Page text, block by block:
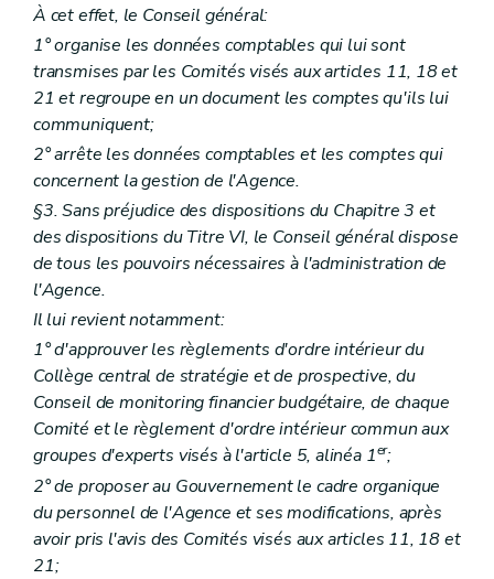
Section 1re
Définitions
Art. 186
Art. 187
Art. 188
Section 2 Activités des centres de planning familial
Sous-section 1
Art. 189
Sous-section 2 Pôle accueil et gestion des demandes
Art. 190
Sous-section 3 Pôle accompagnement pluridisciplinaire
Art. 191
Art. 192
Art. 193
Art. 194
Art. 195
Art. 196
Sous-section 5 Pôle communication
Art. 197
Sous-section 6 Obligations des centres de planning familial
Sous-section 6.1 Gestion journalière
Art. 198
Art. 199
Art. 200
Art. 201
Sous-section 6.2 L'usager
À cet effet, le Conseil général:
1° organise les données comptables qui lui sont
transmises par les Comités visés aux articles 11, 18 et
21 et regroupe en un document les comptes qu'ils lui
communiquent;
2° arrête les données comptables et les comptes qui
concernent la gestion de l'Agence.
§3. Sans préjudice des dispositions du Chapitre 3 et
des dispositions du Titre VI, le Conseil général dispose
de tous les pouvoirs nécessaires à l'administration de
l'Agence.
Il lui revient notamment:
1° d'approuver les règlements d'ordre intérieur du
Collège central de stratégie et de prospective, du
Conseil de monitoring financier budgétaire, de chaque
Comité et le règlement d'ordre intérieur commun aux
groupes d'experts visés à l'article 5, alinéa 1er;
2° de proposer au Gouvernement le cadre organique
du personnel de l'Agence et ses modifications, après
avoir pris l'avis des Comités visés aux articles 11, 18 et
21;